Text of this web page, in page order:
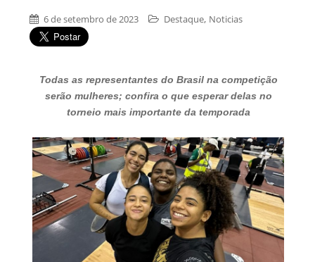
6 de setembro de 2023 Destaque, Noticias
Todas as representantes do Brasil na competição
serão mulheres; confira o que esperar delas no
torneio mais importante da temporada